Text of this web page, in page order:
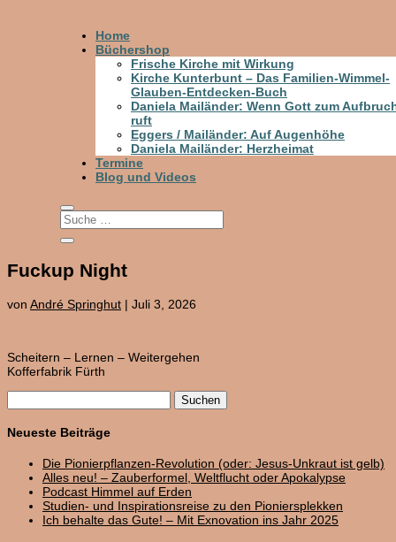
Home
Büchershop
Frische Kirche mit Wirkung
Kirche Kunterbunt – Das Familien-Wimmel-
Glauben-Entdecken-Buch
Daniela Mailänder: Wenn Gott zum
ruft
Eggers / Mailänder: Auf Augenhöhe
Daniela Mailänder: Herzheimat
Termine
Blog und Videos
Fuckup Night
von André Springhut | Juli 3, 2026
Scheitern – Lernen – Weitergehen
Kofferfabrik Fürth
nach:
Neueste Beiträge
Die Pionierpflanzen-Revolution (oder: Jesus-Unkraut ist gelb)
Alles neu! – Zauberformel, Weltflucht oder Apokalypse
Podcast Himmel auf Erden
Studien- und Inspirationsreise zu den Pioniersplekken
Ich behalte das Gute! – Mit Exnovation ins Jahr 2025